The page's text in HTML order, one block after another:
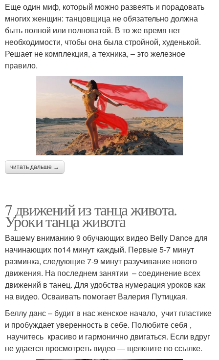
Еще один миф, который можно развеять и порадовать
многих женщин: танцовщица не обязательно должна
быть полной или полноватой. В то же время нет
необходимости, чтобы она была стройной, худенькой.
Решает не комплекция, а техника, – это железное
правило.
читать дальше →
7 движений из танца живота.
Уроки танца живота
Вашему вниманию 9 обучающих видео Belly Dance для
начинающих по14 минут каждый. Первые 5-7 минут
разминка, следующие 7-9 минут разучивание нового
движения. На последнем занятии – соединение всех
движений в танец. Для удобства нумерация уроков как
на видео. Осваивать помогает Валерия Путицкая.
Беллу данс – будит в нас женское начало, учит пластике
и пробуждает уверенность в себе. Полюбите себя ,
научитесь красиво и гармонично двигаться. Если вдруг
не удается просмотреть видео — щелкните по ссылке.